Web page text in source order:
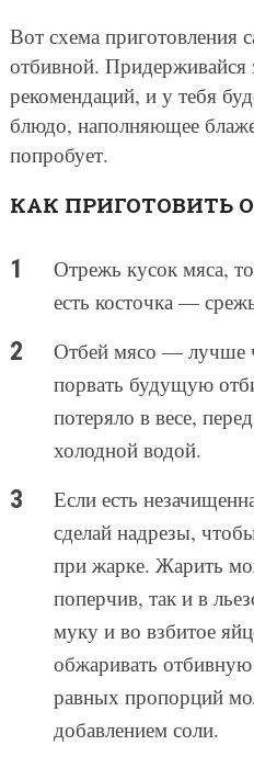
Вот схема приготовления
отбивной. Придерживайся
рекомендаций, и у тебя
блюдо, наполняющее
попробует.
КАК ПРИГОТОВИТЬ
Отрежь кусок мяса,
есть косточка —
Отбей мясо — лучше
порвать будущую
потеряло в весе,
холодной водой.
Если есть
сделай надрезы,
при жарке. Жарить
поперчив, так и в
муку и во взбитое
обжаривать
равных пропорций
добавлением соли.